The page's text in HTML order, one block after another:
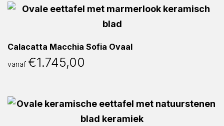
Calacatta Macchia Sofia Ovaal
vanaf €1.745,00